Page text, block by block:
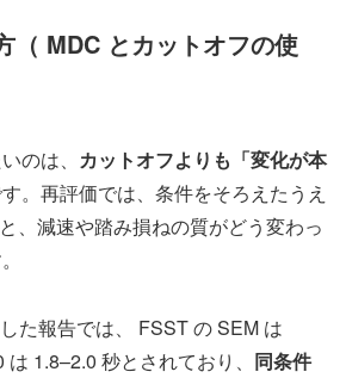
（ MDC とカットオフの使
のは、 カットオフよりも「変化が本
。再評価では、条件をそろえたうえ
と、減速や踏み損ねの質がどう変わっ
た報告では、 FSST の SEM は
1.8–2.0 秒とされており、 同条件